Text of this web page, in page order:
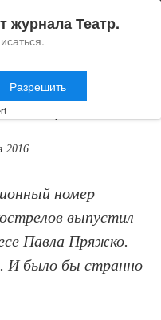
2016
номер
выпустил
Павла Пряжко.
И было бы странно
журнала Театр.
Разрешить